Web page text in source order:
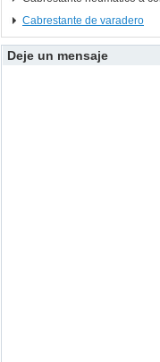
Cabrestante de varadero
Deje un mensaje